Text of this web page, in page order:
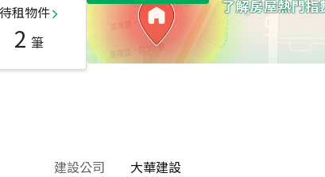
待租物件
2 筆
建設公司
大華建設